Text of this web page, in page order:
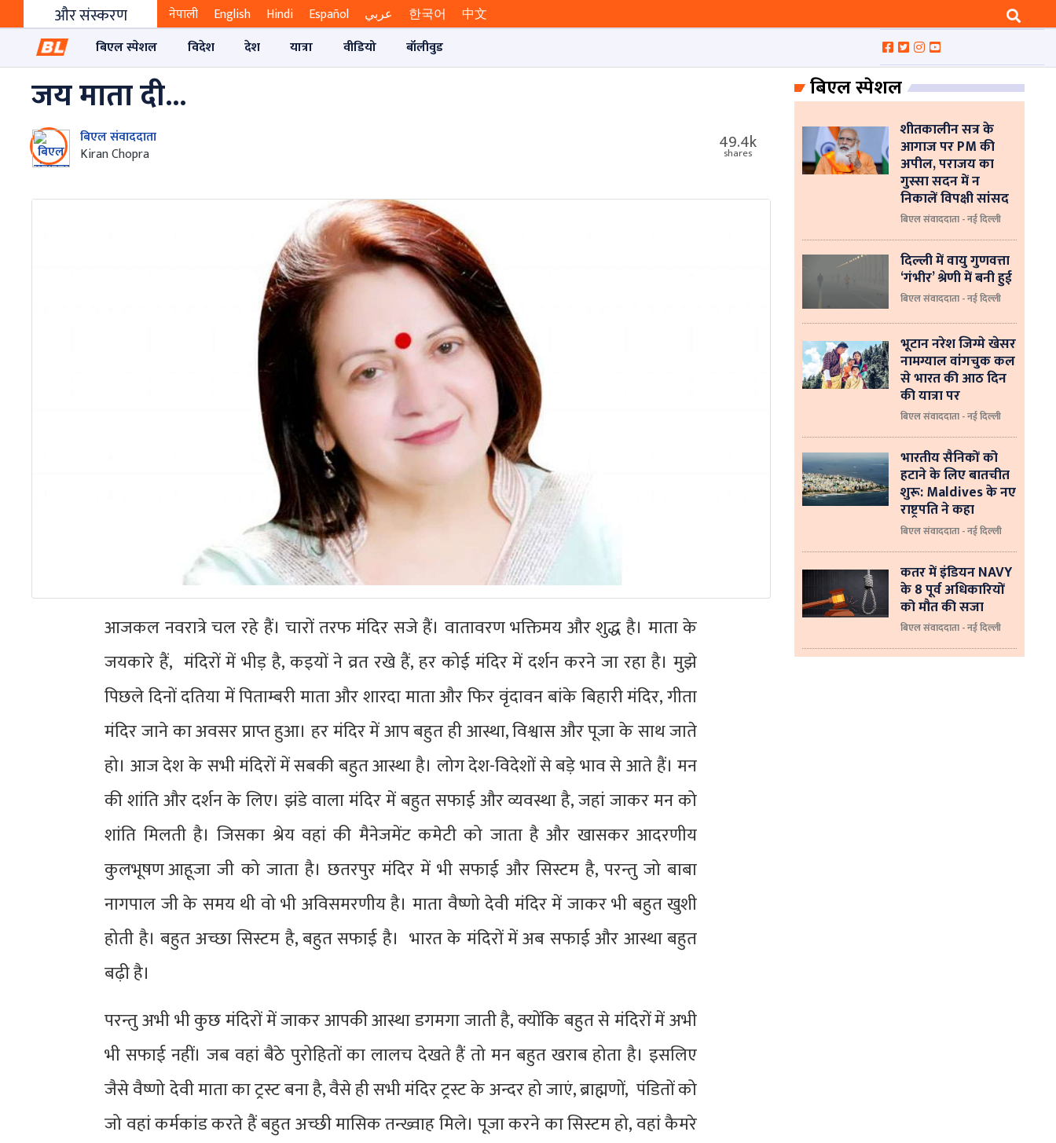
और संस्करण नेपाली English Hindi Español عربي 한국어
中文
बिएल स्पेशल
विदेश देश यात्रा वीडियो बॉलीवुड
जय माता दी...
बिएल संवाददाता
Kiran Chopra
49.4k
shares
आजकल नवरात्रे चल रहे हैं। चारों तरफ मंदिर सजे हैं। वातावरण भक्तिमय और शुद्ध है। माता के
जयकारे हैं, मंदिरों में भीड़ है, कइयों ने व्रत रखे हैं, हर कोई मंदिर में दर्शन करने जा रहा है। मुझे
पिछले दिनों दतिया में पिताम्बरी माता और शारदा माता और फिर वृंदावन बांके बिहारी मंदिर, गीता
मंदिर जाने का अवसर प्राप्त हुआ। हर मंदिर में आप बहुत ही आस्था, विश्वास और पूजा के साथ जाते
हो। आज देश के सभी मंदिरों में सबकी बहुत आस्था है। लोग देश-विदेशों से बड़े भाव से आते हैं। मन
की शांति और दर्शन के लिए। झंडे वाला मंदिर में बहुत सफाई और व्यवस्था है, जहां जाकर मन को
शांति मिलती है। जिसका श्रेय वहां की मैनेजमेंट कमेटी को जाता है और खासकर आदरणीय
कुलभूषण आहूजा जी को जाता है। छतरपुर मंदिर में भी सफाई और सिस्टम है, परन्तु जो बाबा
नागपाल जी के समय थी वो भी अविसमरणीय है। माता वैष्णो देवी मंदिर में जाकर भी बहुत खुशी
होती है। बहुत अच्छा सिस्टम है, बहुत सफाई है। भारत के मंदिरों में अब सफाई और आस्था बहुत
बढ़ी है।
परन्तु अभी भी कुछ मंदिरों में जाकर आपकी आस्था डगमगा जाती है, क्योंकि बहुत से मंदिरों में अभी
भी सफाई नहीं। जब वहां बैठे पुरोहितों का लालच देखते हैं तो मन बहुत खराब होता है। इसलिए
जैसे वैष्णो देवी माता का ट्रस्ट बना है, वैसे ही सभी मंदिर ट्रस्ट के अन्दर हो जाएं, ब्राह्मणों, पंडितों को
जो वहां कर्मकांड करते हैं बहुत अच्छी मासिक तन्ख्वाह मिले। पूजा करने का सिस्टम हो, वहां कैमरे
बिएल स्पेशल
शीतकालीन सत्र के
आगाज पर PM की
अपील, पराजय का
गुस्सा सदन में न
निकालें विपक्षी सांसद
बिएल संवाददाता - नई दिल्ली
दिल्ली में वायु गुणवत्ता
‘गंभीर’ श्रेणी में बनी हुई
बिएल संवाददाता - नई दिल्ली
भूटान नरेश जिग्मे खेसर
नामग्याल वांगचुक कल
से भारत की आठ दिन
की यात्रा पर
बिएल संवाददाता - नई दिल्ली
भारतीय सैनिकों को
हटाने के लिए बातचीत
शुरू: Maldives के नए
राष्ट्रपति ने कहा
बिएल संवाददाता - नई दिल्‍ली
कतर में इंडियन NAVY
के 8 पूर्व अधिकारियों
को मौत की सजा
बिएल संवाददाता - नई दिल्ली